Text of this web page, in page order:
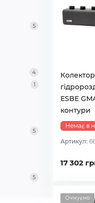
5
4
1
5
5
ESBE
контури
Немає в
Артикул:
17 302
Очікуємо